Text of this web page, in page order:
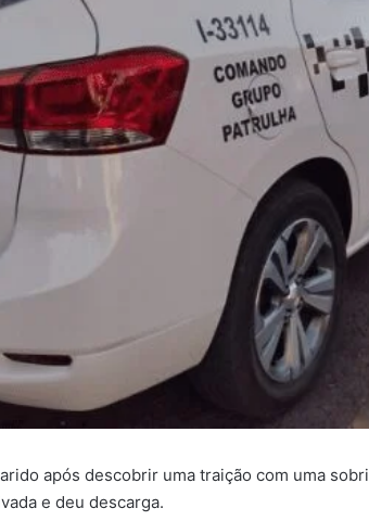
após descobrir uma traição com uma
e deu descarga.